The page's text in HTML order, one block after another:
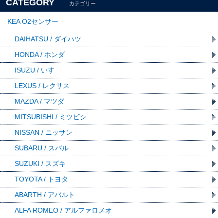
CATEGORY カテゴリー
KEA O2センサー
DAIHATSU / ダイハツ
HONDA / ホンダ
ISUZU / いすゞ
LEXUS / レクサス
MAZDA / マツダ
MITSUBISHI / ミツビシ
NISSAN / ニッサン
SUBARU / スバル
SUZUKI / スズキ
TOYOTA / トヨタ
ABARTH / アバルト
ALFA ROMEO / アルファロメオ